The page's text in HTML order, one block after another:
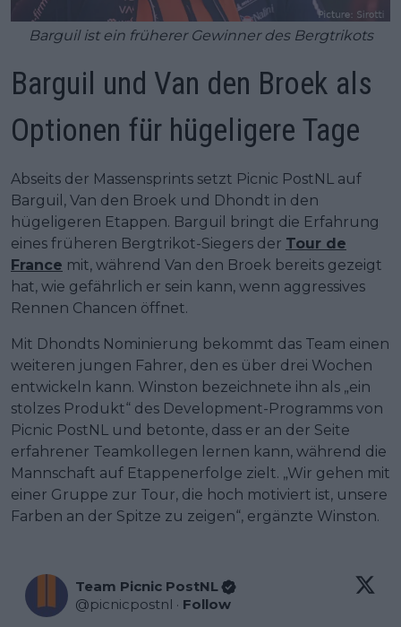
Barguil ist ein früherer Gewinner des Bergtrikots
Barguil und Van den Broek als
Optionen für hügeligere Tage
Abseits der Massensprints setzt Picnic PostNL auf
Barguil, Van den Broek und Dhondt in den
hügeligeren Etappen. Barguil bringt die Erfahrung
eines früheren Bergtrikot-Siegers der Tour de
France mit, während Van den Broek bereits gezeigt
hat, wie gefährlich er sein kann, wenn aggressives
Rennen Chancen öffnet.
Mit Dhondts Nominierung bekommt das Team einen
weiteren jungen Fahrer, den es über drei Wochen
entwickeln kann. Winston bezeichnete ihn als „ein
stolzes Produkt“ des Development-Programms von
Picnic PostNL und betonte, dass er an der Seite
erfahrener Teamkollegen lernen kann, während die
Mannschaft auf Etappenerfolge zielt. „Wir gehen mit
einer Gruppe zur Tour, die hoch motiviert ist, unsere
Farben an der Spitze zu zeigen“, ergänzte Winston.
Team Picnic PostNL
@picnicpostnl · Follow